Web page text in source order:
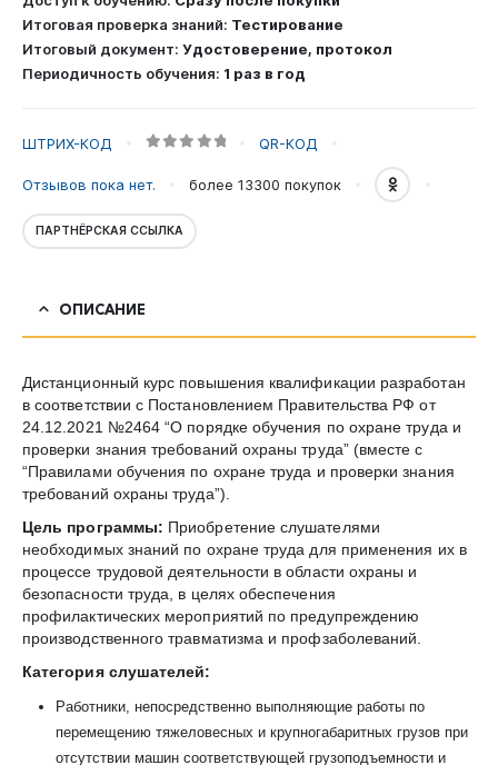
опасности,
к
которым
требования
соответствии
с
нормативными
содержащими
государственные
требования
охраны
труда.
Безопасные
методы
приемы
работ
по
перемещению
тяжеловесных
крупногабаритных
грузов
отсутствии
Итоговая проверка знаний: Тестирование
Итоговый документ: Удостоверение, протокол
Периодичность обучения: 1 раз в год
ШТРИХ-КОД QR-КОД
Отзывов пока нет. более 13300 покупок
ПАРТНЁРСКАЯ ССЫЛКА
ОПИСАНИЕ
Дистанционный курс повышения квалификации разработан
в соответствии с Постановлением Правительства РФ от
24.12.2021 №2464 “О порядке обучения по охране труда и
проверки знания требований охраны труда” (вместе с
“Правилами обучения по охране труда и проверки знания
требований охраны труда”).
Цель программы: Приобретение слушателями
необходимых знаний по охране труда для применения их в
процессе трудовой деятельности в области охраны и
безопасности труда, в целях обеспечения
профилактических мероприятий по предупреждению
производственного травматизма и профзаболеваний.
Категория слушателей:
Работники, непосредственно выполняющие работы по
перемещению тяжеловесных и крупногабаритных грузов при
отсутствии машин соответствующей грузоподъемности и